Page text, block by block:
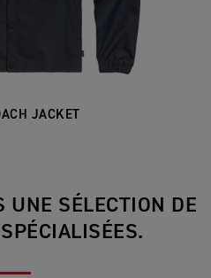
JACKET
UNE SÉLECTION DE